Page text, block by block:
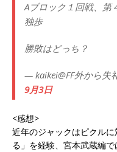
Aブロック１回戦、第
独歩
勝敗はどっち？
— kaikei@FF外から失
9月3日
<感想>
近年のジャックはピクル
る」を経験、宮本武蔵編